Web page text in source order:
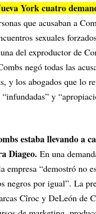
York cuatro
que acusaban a
sexuales
del exproductor de
negó todas las
y los abogados que lo
y
estaba llevando a
Diageo. En una
empresa “demostró no
negros por igual”. La
Cîroc y DeLeón de